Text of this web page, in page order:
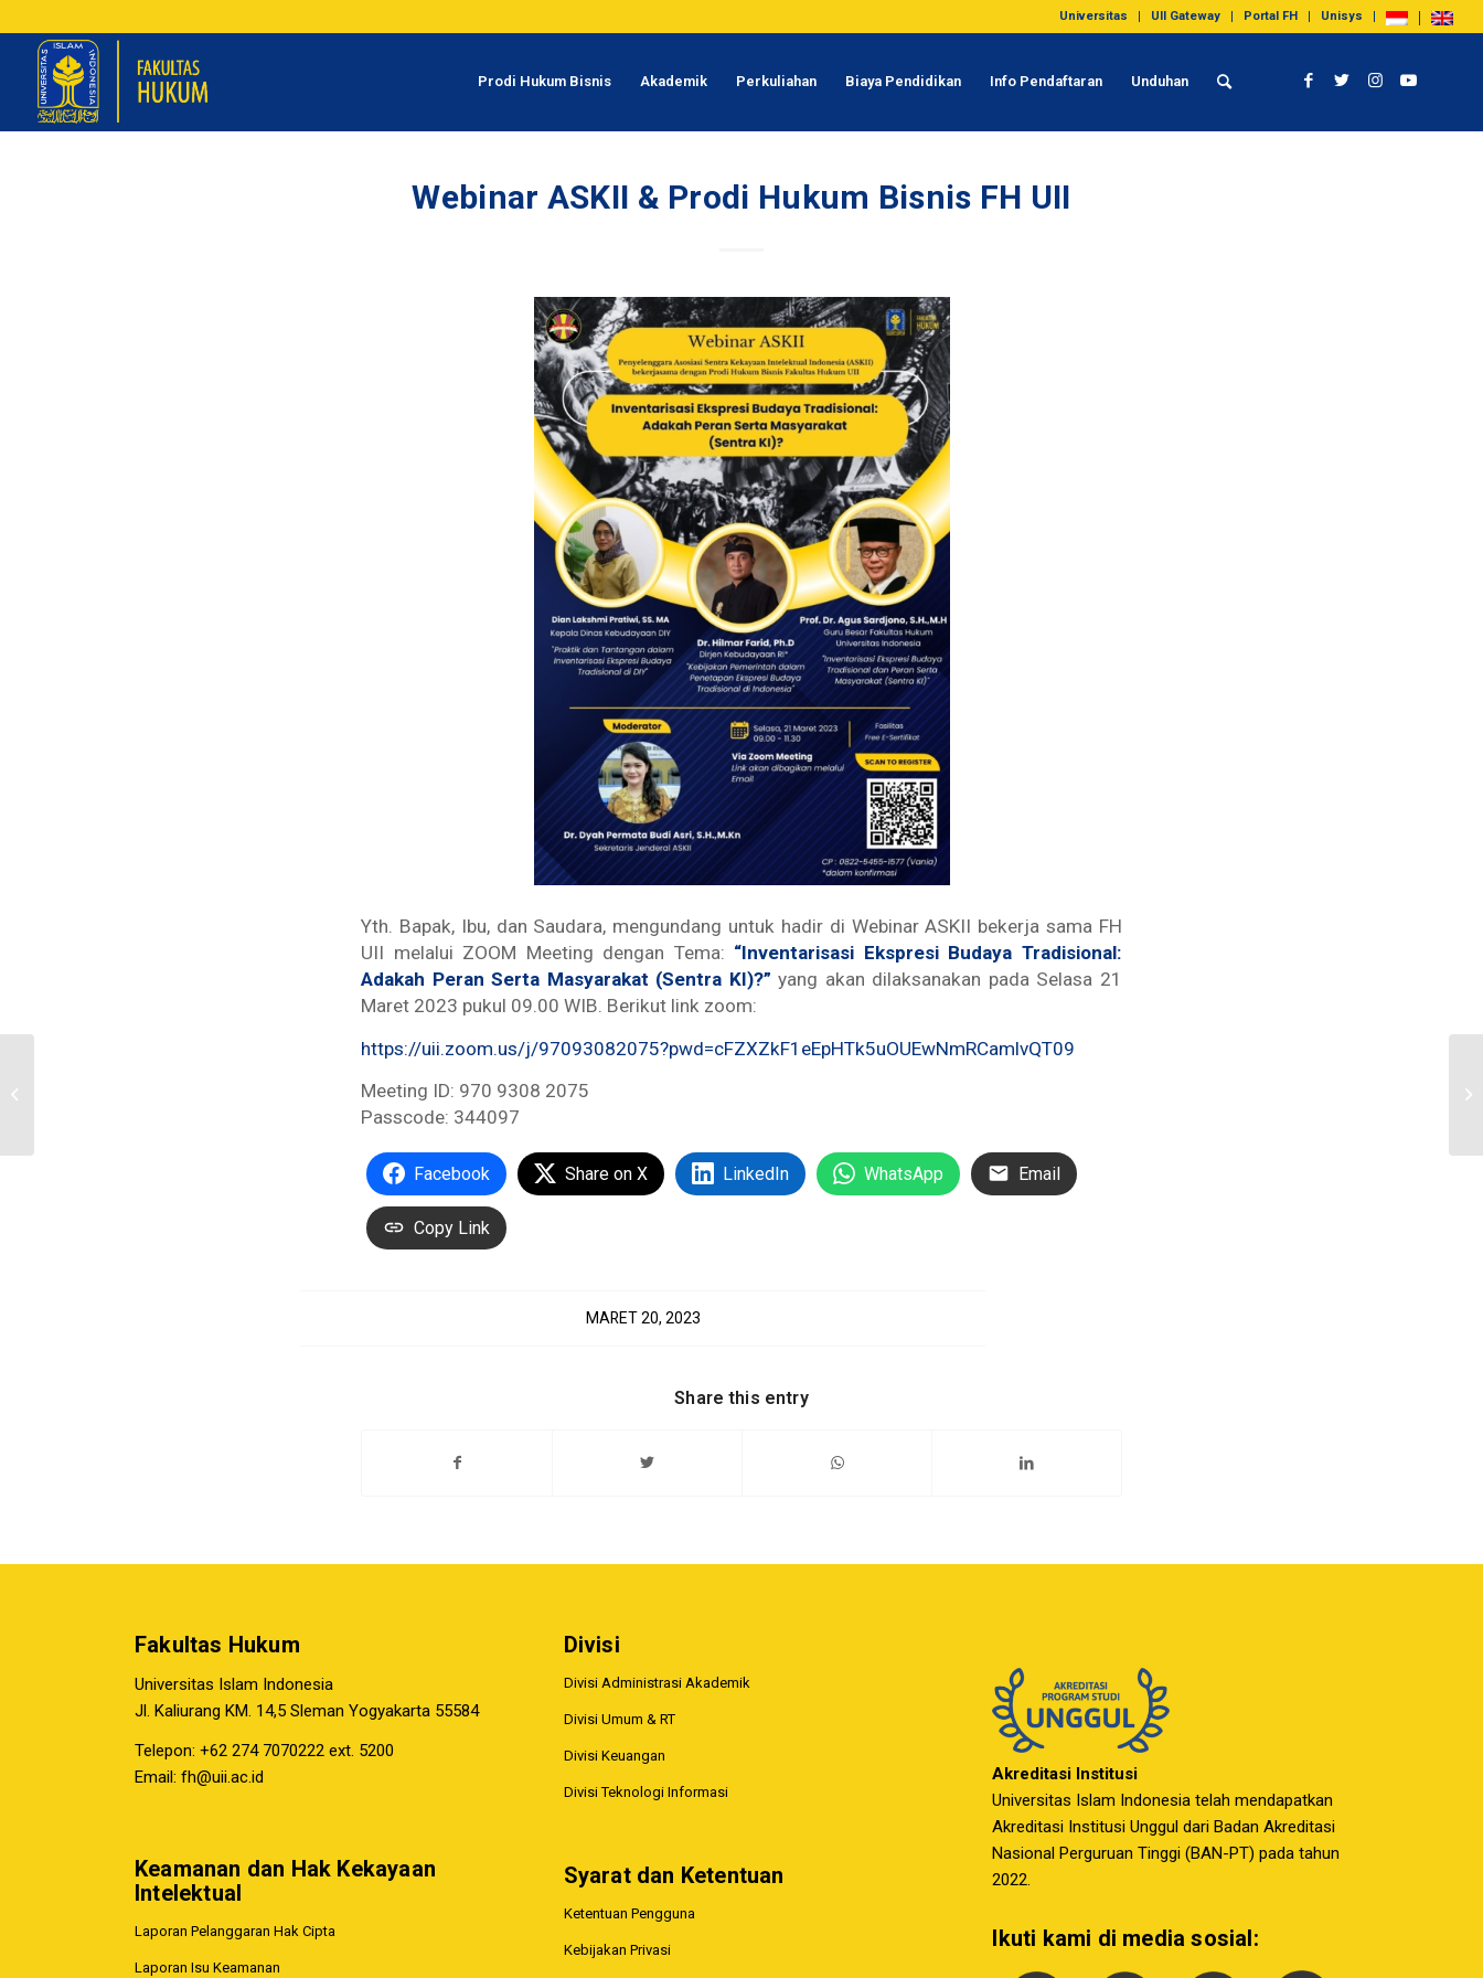
Universitas UII Gateway Portal FH Unisys
Prodi Hukum Bisnis Akademik Perkuliahan Biaya Pendidikan Info Pendaftaran Unduhan
Webinar ASKII & Prodi Hukum Bisnis FH UII
Yth. Bapak, Ibu, dan Saudara, mengundang untuk hadir di Webinar ASKII bekerja sama FH
UII melalui ZOOM Meeting dengan Tema: “Inventarisasi Ekspresi Budaya Tradisional:
Adakah Peran Serta Masyarakat (Sentra KI)?” yang akan dilaksanakan pada Selasa 21
Maret 2023 pukul 09.00 WIB. Berikut link zoom:
https://uii.zoom.us/j/97093082075?pwd=cFZXZkF1eEpHTk5uOUEwNmRCamlvQT09
Meeting ID: 970 9308 2075
Passcode: 344097
Facebook Share on X LinkedIn WhatsApp Email
Copy Link
MARET 20, 2023
Share this entry
Fakultas Hukum
Universitas Islam Indonesia
Jl. Kaliurang KM. 14,5 Sleman Yogyakarta 55584
Telepon: +62 274 7070222 ext. 5200
Email: fh@uii.ac.id
Keamanan dan Hak Kekayaan
Intelektual
Laporan Pelanggaran Hak Cipta
Laporan Isu Keamanan
Divisi
Divisi Administrasi Akademik
Divisi Umum & RT
Divisi Keuangan
Divisi Teknologi Informasi
Syarat dan Ketentuan
Ketentuan Pengguna
Kebijakan Privasi
Akreditasi Institusi
Universitas Islam Indonesia telah mendapatkan
Akreditasi Institusi Unggul dari Badan Akreditasi
Nasional Perguruan Tinggi (BAN-PT) pada tahun
2022.
Ikuti kami di media sosial: